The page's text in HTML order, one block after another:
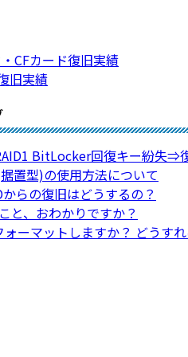
CFカード復旧実績
旧実績
BitLocker回復キー紛失⇒
置型)の使用方法について
らの復旧はどうするの？
と、おわかりですか？
ーマットしますか？ どうす